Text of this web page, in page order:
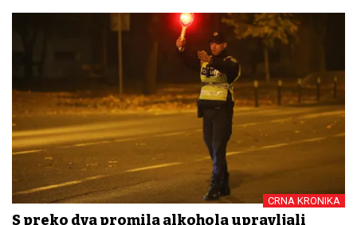
CRNA KRONIKA
S preko dva promila alkohola upravljali